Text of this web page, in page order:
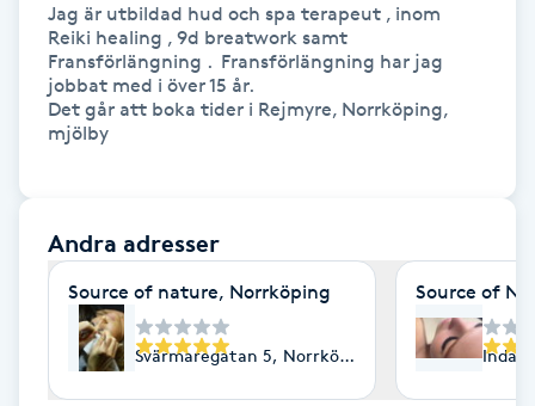
Hudvård
Hyaluronsyra
Hypnos
Hårborttagning
Hårbottenbehandling
Jag är utbildad hud och spa terapeut , inom
Reiki healing , 9d breatwork samt
Fransförlängning .  Fransförlängning har jag
jobbat med i över 15 år.
Det går att boka tider i Rejmyre, Norrköping,
mjölby
Andra adresser
Source of nature, Norrköping
Svärmaregatan 5, Norrköping
Source of